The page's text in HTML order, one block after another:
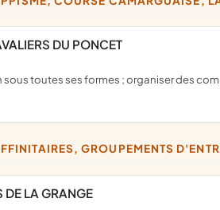
DU PONCET
GROUPEMENTS
DE LA GRANGE